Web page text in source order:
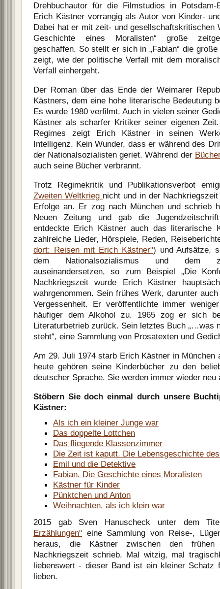
Drehbuchautor für die Filmstudios in
Erich Kästner vorrangig als Autor von Kinder-
Dabei hat er mit zeit- und gesellschaftskritischen
Geschichte eines Moralisten“ große
geschaffen. So stellt er sich in „Fabian“ die
zeigt, wie der politische Verfall mit dem
Verfall einhergeht.
Der Roman über das Ende der Weimarer
Kästners, dem eine hohe literarische Bedeutung
Es wurde 1980 verfilmt. Auch in vielen seiner
Kästner als scharfer Kritiker seiner eigenen
Regimes zeigt Erich Kästner in seinen
Intelligenz. Kein Wunder, dass er während des
der Nationalsozialisten geriet. Während der
auch seine Bücher verbrannt.
Trotz Regimekritik und Publikationsverbot
Zweiten Weltkrieg nicht und in der
Erfolge an. Er zog nach München und schrieb
Neuen Zeitung und gab die
entdeckte Erich Kästner auch das literarische
zahlreiche Lieder, Hörspiele, Reden,
dort: Reisen mit Erich Kästner") und Aufsätze,
dem Nationalsozialismus und dem
auseinandersetzen, so zum Beispiel „Die
Nachkriegszeit wurde Erich Kästner
wahrgenommen. Sein frühes Werk, darunter
Vergessenheit. Er veröffentlichte immer
häufiger dem Alkohol zu. 1965 zog er sich
Literaturbetrieb zurück. Sein letztes Buch „…was
steht“, eine Sammlung von Prosatexten und
Am 29. Juli 1974 starb Erich Kästner in München
heute gehören seine Kinderbücher zu den
deutscher Sprache. Sie werden immer wieder
Stöbern Sie doch einmal durch unsere
Kästner:
Als ich ein kleiner Junge war
Das doppelte Lottchen
Das fliegende Klassenzimmer
Die Zeit ist kaputt. Die Lebensgeschichte
Emil und die Detektive
Fabian. Die Geschichte eines Moralisten
Kästner für Kinder
Pünktchen und Anton
Weihnachten, als ich klein war
2015 gab Sven Hanuscheck unter dem
Erzählungen" eine Sammlung von Reise-,
heraus, die Kästner zwischen den
Nachkriegszeit schrieb. Mal witzig, mal
liebenswert - dieser Band ist ein kleiner Schatz
lieben.